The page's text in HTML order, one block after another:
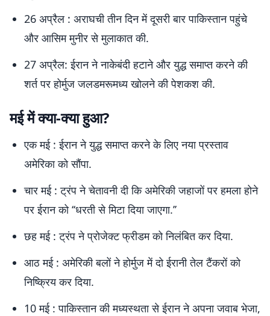
26 अप्रैल : अराघची तीन दिन में दूसरी बार पाकिस्तान पहुंचे
और आसिम मुनीर से मुलाकात की.
27 अप्रैल: ईरान ने नाकेबंदी हटाने और युद्ध समाप्त करने की
शर्त पर होर्मुज जलडमरूमध्य खोलने की पेशकश की.
मई में क्या-क्या हुआ?
एक मई : ईरान ने युद्ध समाप्त करने के लिए नया प्रस्ताव
अमेरिका को सौंपा.
चार मई : ट्रंप ने चेतावनी दी कि अमेरिकी जहाजों पर हमला होने
पर ईरान को ‘‘धरती से मिटा दिया जाएगा.’’
छह मई : ट्रंप ने प्रोजेक्ट फ्रीडम को निलंबित कर दिया.
आठ मई : अमेरिकी बलों ने होर्मुज में दो ईरानी तेल टैंकरों को
निष्क्रिय कर दिया.
10 मई : पाकिस्तान की मध्यस्थता से ईरान ने अपना जवाब भेजा,